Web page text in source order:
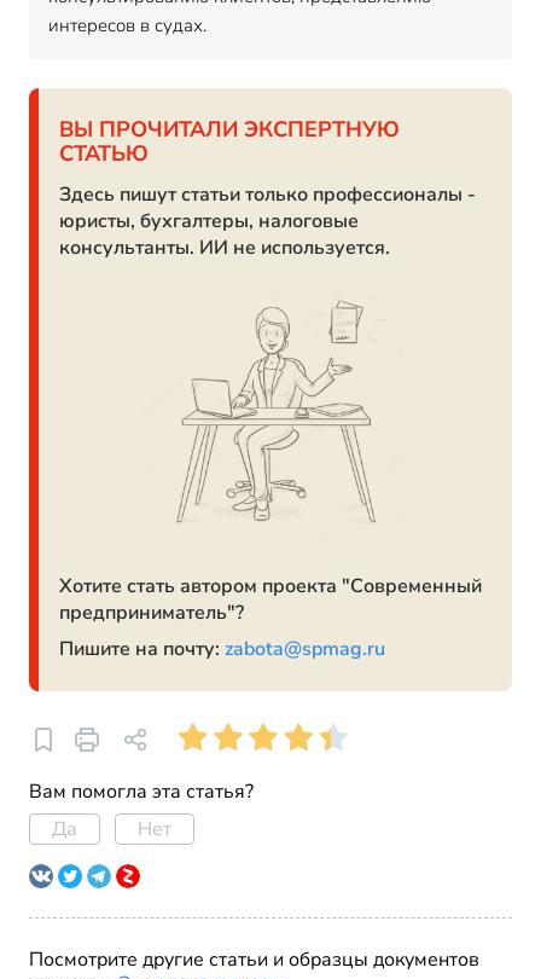
интересов в судах.
ВЫ ПРОЧИТАЛИ ЭКСПЕРТНУЮ
СТАТЬЮ
Здесь пишут статьи только профессионалы -
юристы, бухгалтеры, налоговые
консультанты. ИИ не используется.
Хотите стать автором проекта "Современный
предприниматель"?
Пишите на почту: zabota@spmag.ru
Вам помогла эта статья?
Да
Нет
Посмотрите другие статьи и образцы документов